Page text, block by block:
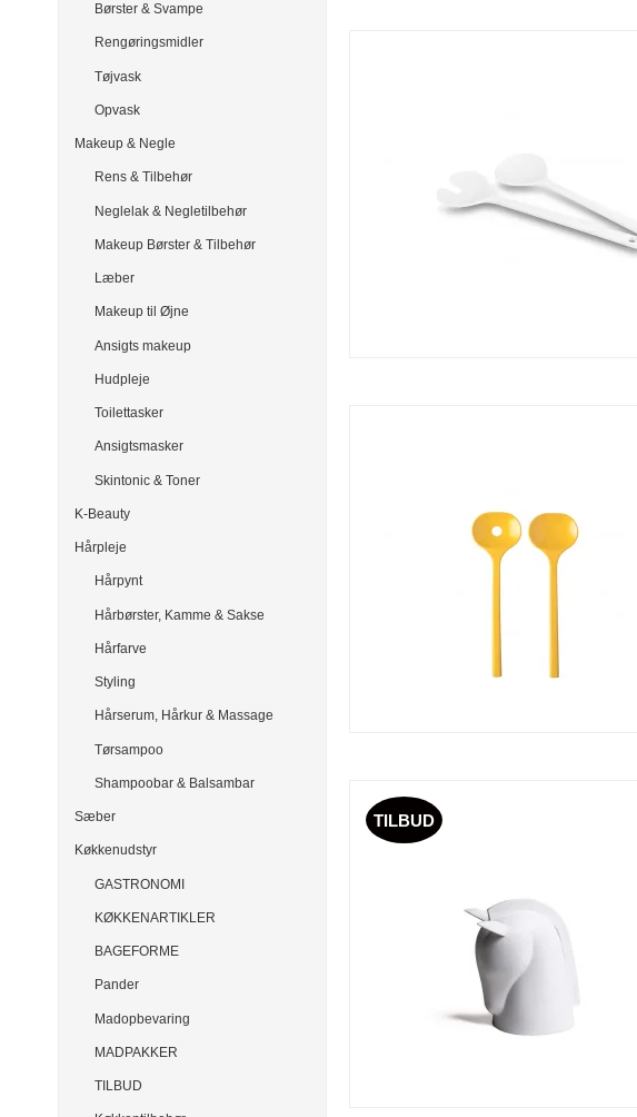
Børster & Svampe
Rengøringsmidler
Tøjvask
Opvask
Makeup & Negle
Rens & Tilbehør
Neglelak & Negletilbehør
Makeup Børster & Tilbehør
Læber
Makeup til Øjne
Ansigts makeup
Hudpleje
Toilettasker
Ansigtsmasker
Skintonic & Toner
K-Beauty
Hårpleje
Hårpynt
Hårbørster, Kamme & Sakse
Hårfarve
Styling
Hårserum, Hårkur & Massage
Tørsampoo
Shampoobar & Balsambar
Sæber
Køkkenudstyr
GASTRONOMI
KØKKENARTIKLER
BAGEFORME
Pander
Madopbevaring
MADPAKKER
TILBUD
TILBUD